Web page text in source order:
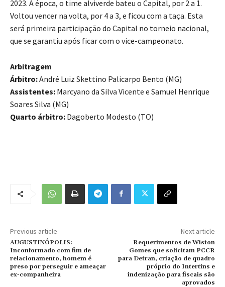
2023. À época, o time alviverde bateu o Capital, por 2 a 1.
Voltou vencer na volta, por 4 a 3, e ficou com a taça. Esta
será primeira participação do Capital no torneio nacional,
que se garantiu após ficar com o vice-campeonato.
Arbitragem
Árbitro:André Luiz Skettino Palicarpo Bento (MG)
Assistentes: Marcyano da Silva Vicente e Samuel Henrique
Soares Silva (MG)
Quarto árbitro: Dagoberto Modesto (TO)
Previous article
AUGUSTINÓPOLIS:
Inconformado com fim de
relacionamento, homem é
preso por perseguir e ameaçar
ex-companheira
Next article
Requerimentos de Wiston
Gomes que solicitam PCCR
para Detran, criação de quadro
próprio do Intertins e
indenização para fiscais são
aprovados